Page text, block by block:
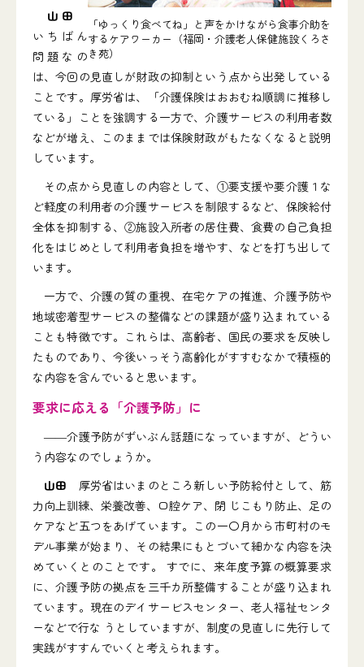
「ゆっくり食べてね」と声をかけながら食事介助を
するケアワーカー（福岡・介護老人保健施設くろさ
き苑）
山田
いちばん
問題なの
は、今回の見直しが財政の抑制という点から出発している
ことです。厚労省は、「介護保険はおおむね順調に推移し
ている」ことを強調する一方で、介護サービスの利用者数
などが増え、このままでは保険財政がもたなくなると説明
しています。
その点から見直しの内容として、①要支援や要介護１な
ど軽度の利用者の介護サービスを制限するなど、保険給付
全体を抑制する、②施設入所者の居住費、食費の自己負担
化をはじめとして利用者負担を増やす、などを打ち出して
います。
一方で、介護の質の重視、在宅ケアの推進、介護予防や
地域密着型サービスの整備などの課題が盛り込まれている
ことも特徴です。これらは、高齢者、国民の要求を反映し
たものであり、今後いっそう高齢化がすすむなかで積極的
な内容を含んでいると思います。
要求に応える「介護予防」に
――介護予防がずいぶん話題になっていますが、どうい
う内容なのでしょうか。
山田 厚労省はいまのところ新しい予防給付として、筋
力向上訓練、栄養改善、口腔ケア、閉 じこもり防止、足の
ケアなど五つをあげています。この一〇月から市町村のモ
デル事業が始まり、その結果にもとづいて細かな内容を決
めていくとのことです。 すでに、来年度予算の概算要求
に、介護予防の拠点を三千カ所整備することが盛り込まれ
ています。現在のデイサービスセンター、老人福祉センタ
ーなどで行な うとしていますが、制度の見直しに先行して
実践がすすんでいくと考えられます。